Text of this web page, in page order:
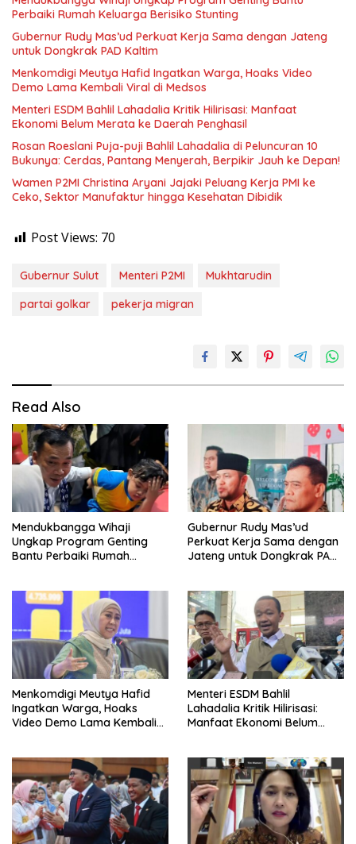
Perbaiki Rumah Keluarga Berisiko Stunting
Gubernur Rudy Mas’ud Perkuat Kerja Sama dengan Jateng
untuk Dongkrak PAD Kaltim
Menkomdigi Meutya Hafid Ingatkan Warga, Hoaks Video
Demo Lama Kembali Viral di Medsos
Menteri ESDM Bahlil Lahadalia Kritik Hilirisasi: Manfaat
Ekonomi Belum Merata ke Daerah Penghasil
Rosan Roeslani Puja-puji Bahlil Lahadalia di Peluncuran 10
Bukunya: Cerdas, Pantang Menyerah, Berpikir Jauh ke Depan!
Wamen P2MI Christina Aryani Jajaki Peluang Kerja PMI ke
Ceko, Sektor Manufaktur hingga Kesehatan Dibidik
Post Views: 70
Gubernur Sulut Menteri P2MI
Mukhtarudin
partai golkar
pekerja migran
Read Also
Mendukbangga Wihaji
Ungkap Program Genting
Bantu Perbaiki Rumah
Gubernur Rudy Mas’ud
Perkuat Kerja Sama dengan
Jateng untuk Dongkrak PAD
Menkomdigi Meutya Hafid
Ingatkan Warga, Hoaks
Video Demo Lama Kembali
Menteri ESDM Bahlil
Lahadalia Kritik Hilirisasi:
Manfaat Ekonomi Belum